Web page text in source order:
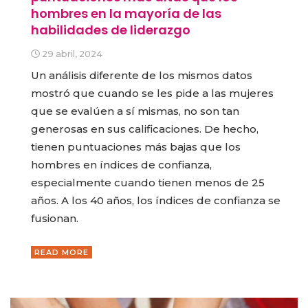
hombres en la mayoría de las
habilidades de liderazgo
29 abril, 2024
Un análisis diferente de los mismos datos
mostró que cuando se les pide a las mujeres
que se evalúen a sí mismas, no son tan
generosas en sus calificaciones. De hecho,
tienen puntuaciones más bajas que los
hombres en índices de confianza,
especialmente cuando tienen menos de 25
años. A los 40 años, los índices de confianza se
fusionan.
READ MORE